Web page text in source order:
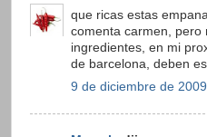
que ricas estas
comenta carmen, pero
ingredientes, en mi
de barcelona, deben
9 de diciembre de